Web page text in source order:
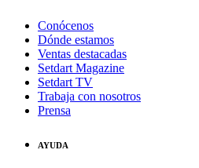
Conócenos
Dónde estamos
Ventas destacadas
Setdart Magazine
Setdart TV
Trabaja con nosotros
Prensa
AYUDA